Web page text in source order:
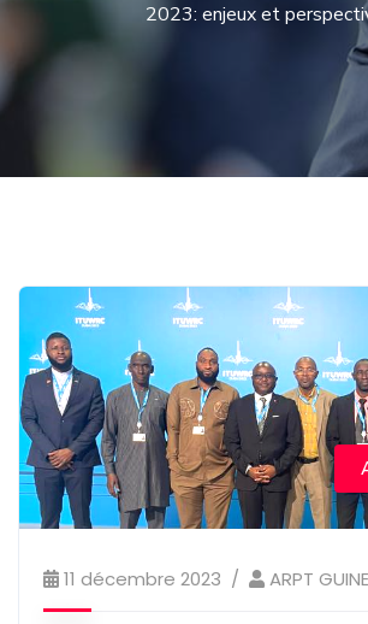
2023: enjeux et
11 décembre 2023 ARPT